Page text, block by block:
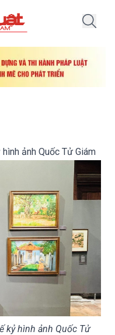
ảnh Quốc Tử Giám
kỷ hình ảnh Quốc Tử